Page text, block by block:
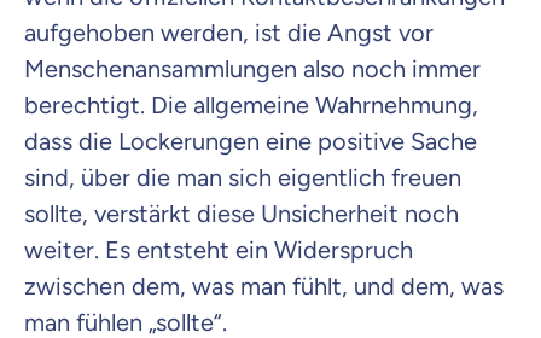
aufgehoben werden, ist die Angst vor
Menschenansammlungen also noch immer
berechtigt. Die allgemeine Wahrnehmung,
dass die Lockerungen eine positive Sache
sind, über die man sich eigentlich freuen
sollte, verstärkt diese Unsicherheit noch
weiter. Es entsteht ein Widerspruch
zwischen dem, was man fühlt, und dem, was
man fühlen „sollte“.